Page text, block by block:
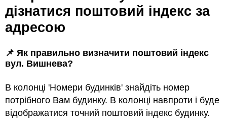
дізнатися поштовий індекс за
адресою
📌 Як правильно визначити поштовий індекс
вул. Вишнева?
В колонці 'Номери будинків' знайдіть номер
потрібного Вам будинку. В колонці навпроти і буде
відображатися точний поштовий індекс будинку.